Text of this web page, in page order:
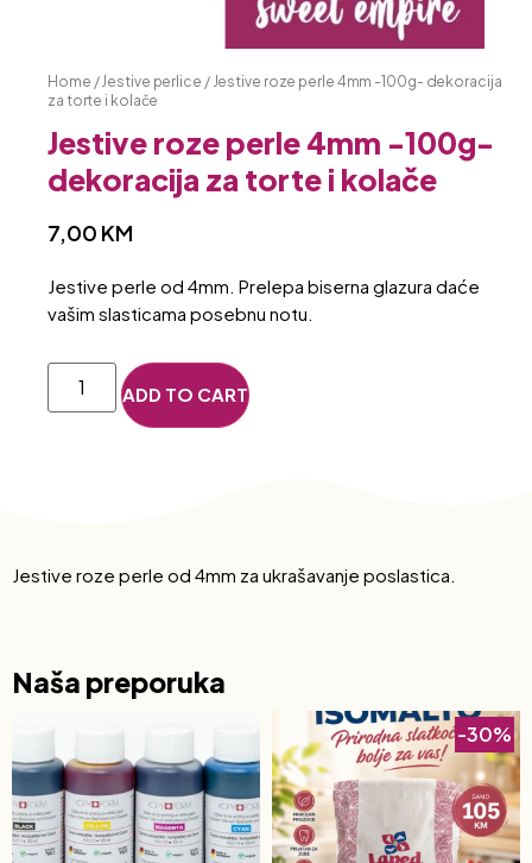
Home / Jestive perlice / Jestive roze perle 4mm -100g- dekoracija
za torte i kolače
Jestive roze perle 4mm -100g-
dekoracija za torte i kolače
7,00 KM
Jestive perle od 4mm. Prelepa biserna glazura daće
vašim slasticama posebnu notu.
ADD TO CART
Jestive roze perle od 4mm za ukrašavanje poslastica.
Naša preporuka
-30%